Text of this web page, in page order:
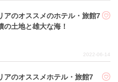
アのオススメのホテル・旅館7
の土地と雄大な海！
2022-06-14
アのオススメホテル・旅館7